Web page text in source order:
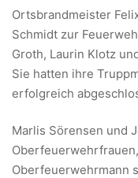
Ortsbrandmeister
Schmidt zur
Groth, Laurin Klotz
Sie hatten ihre
erfolgreich
Marlis Sörensen und
Oberfeuerwehrmann